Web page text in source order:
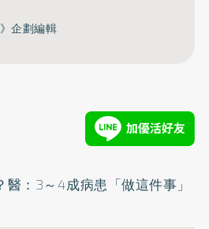
企劃編輯
：3～4成病患「做這件事」